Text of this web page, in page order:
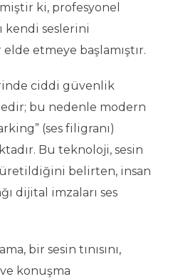
ki, profesyonel
kendi seslerini
etmeye başlamıştır.
ciddi güvenlik
bu nedenle modern
(ses filigranı)
Bu teknoloji, sesin
üretildiğini belirten, insan
dijital imzaları ses
bir sesin tınısını,
konuşma